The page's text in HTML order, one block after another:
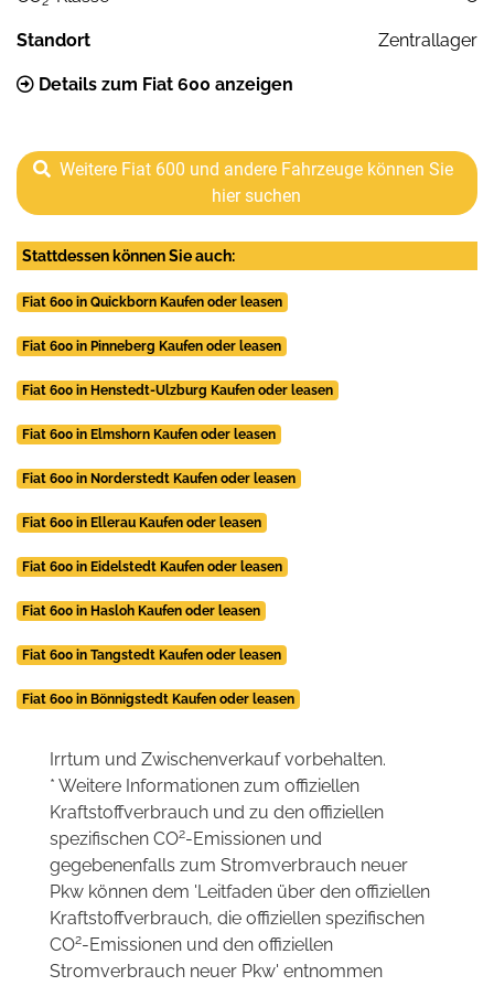
Standort Zentrallager
Details zum Fiat 600 anzeigen
Weitere Fiat 600 und andere Fahrzeuge können Sie
hier suchen
Stattdessen können Sie auch:
Fiat 600 in Quickborn Kaufen oder leasen
Fiat 600 in Pinneberg Kaufen oder leasen
Fiat 600 in Henstedt-Ulzburg Kaufen oder leasen
Fiat 600 in Elmshorn Kaufen oder leasen
Fiat 600 in Norderstedt Kaufen oder leasen
Fiat 600 in Ellerau Kaufen oder leasen
Fiat 600 in Eidelstedt Kaufen oder leasen
Fiat 600 in Hasloh Kaufen oder leasen
Fiat 600 in Tangstedt Kaufen oder leasen
Fiat 600 in Bönnigstedt Kaufen oder leasen
Irrtum und Zwischenverkauf vorbehalten.
* Weitere Informationen zum offiziellen
Kraftstoffverbrauch und zu den offiziellen
spezifischen CO2-Emissionen und
gegebenenfalls zum Stromverbrauch neuer
Pkw können dem 'Leitfaden über den offiziellen
Kraftstoffverbrauch, die offiziellen spezifischen
CO2-Emissionen und den offiziellen
Stromverbrauch neuer Pkw' entnommen